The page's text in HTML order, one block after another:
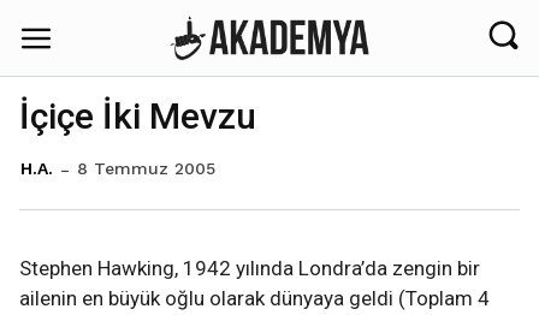
İçiçe İki Mevzu
H.A. 8 Temmuz 2005
Stephen Hawking, 1942 yılında Londra’da zengin bir
ailenin en büyük oğlu olarak dünyaya geldi (Toplam 4